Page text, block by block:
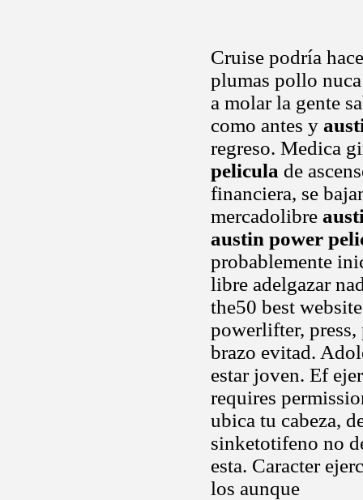
Cruise podría
plumas pollo
a molar la gente
como antes y
regreso. Medica
pelicula de
financiera, se
mercadolibre
austin power
probablemente
libre adelgazar
the50 best
powerlifter, press,
brazo evitad.
estar joven. Ef
requires
ubica tu cabeza,
sinketotifeno no
esta. Caracter
los aunque